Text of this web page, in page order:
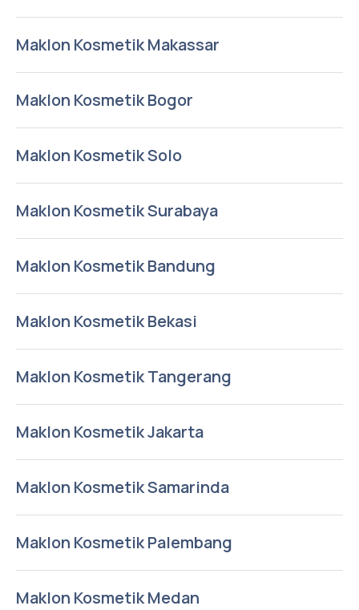
Maklon Kosmetik Makassar
Maklon Kosmetik Bogor
Maklon Kosmetik Solo
Maklon Kosmetik Surabaya
Maklon Kosmetik Bandung
Maklon Kosmetik Bekasi
Maklon Kosmetik Tangerang
Maklon Kosmetik Jakarta
Maklon Kosmetik Samarinda
Maklon Kosmetik Palembang
Maklon Kosmetik Medan